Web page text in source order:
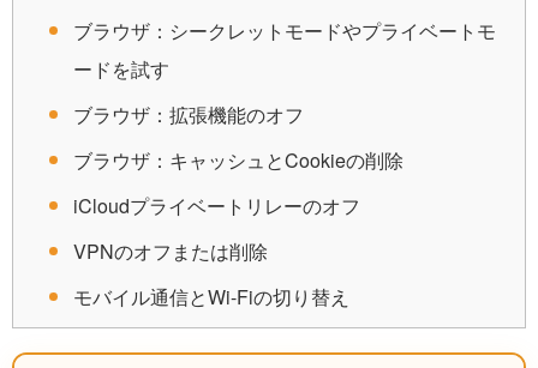
ブラウザ：シークレットモードやプライベートモ
ードを試す
ブラウザ：拡張機能のオフ
ブラウザ：キャッシュとCookieの削除
iCloudプライベートリレーのオフ
VPNのオフまたは削除
モバイル通信とWi-Fiの切り替え